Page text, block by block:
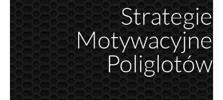
Strategie
Motywacyjne
Poliglotów